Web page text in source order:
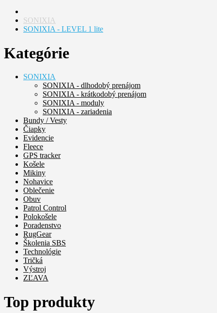
SONIXIA
SONIXIA - LEVEL 1 lite
Kategórie
SONIXIA
SONIXIA - dlhodobý prenájom
SONIXIA - krátkodobý prenájom
SONIXIA - moduly
SONIXIA - zariadenia
Bundy / Vesty
Čiapky
Evidencie
Fleece
GPS tracker
Košele
Mikiny
Nohavice
Oblečenie
Obuv
Patrol Control
Polokošele
Poradenstvo
RugGear
Školenia SBS
Technológie
Tričká
Výstroj
ZĽAVA
Top produkty